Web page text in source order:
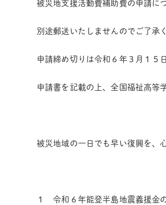
被災地支援活動費補助費の申請に
別途郵送いたしませんのでご了承
申請締め切りは令和６年３月１５
申請書を記載の上、全国福祉高等
被災地域の一日でも早い復興を、
１ 令和６年能登半島地震義援金